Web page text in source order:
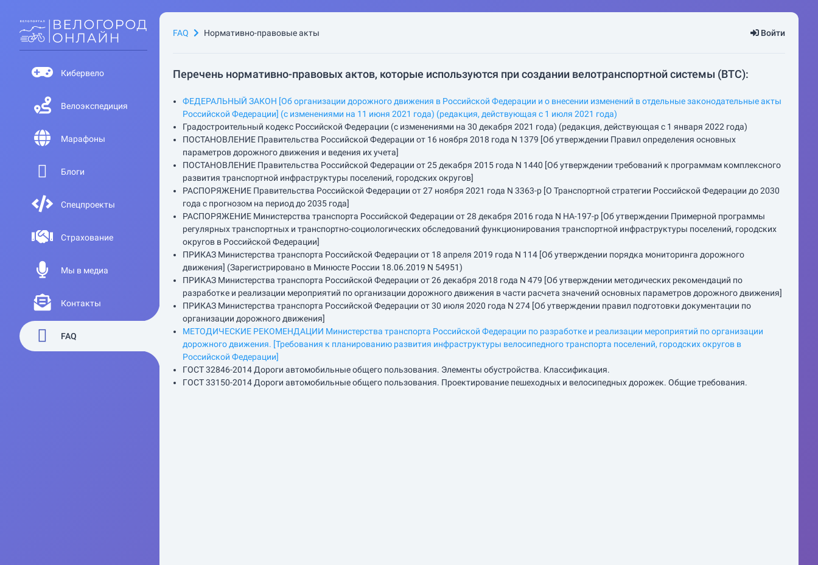
Кибервело
Велоэкспедиция
Марафоны
Блоги
Спецпроекты
Страхование
Мы в медиа
Контакты
FAQ
FAQ Нормативно-правовые акты Войти
Перечень нормативно-правовых актов, которые используются при создании велотранспортной системы (ВТС):
ФЕДЕРАЛЬНЫЙ ЗАКОН [Об организации дорожного движения в Российской Федерации и о внесении изменений в отдельные законодательные акты
Российской Федерации] (с изменениями на 11 июня 2021 года) (редакция, действующая с 1 июля 2021 года)
Градостроительный кодекс Российской Федерации (с изменениями на 30 декабря 2021 года) (редакция, действующая с 1 января 2022 года)
ПОСТАНОВЛЕНИЕ Правительства Российской Федерации от 16 ноября 2018 года N 1379 [Об утверждении Правил определения основных
параметров дорожного движения и ведения их учета]
ПОСТАНОВЛЕНИЕ Правительства Российской Федерации от 25 декабря 2015 года N 1440 [Об утверждении требований к программам комплексного
развития транспортной инфраструктуры поселений, городских округов]
РАСПОРЯЖЕНИЕ Правительства Российской Федерации от 27 ноября 2021 года N 3363-р [О Транспортной стратегии Российской Федерации до 2030
года с прогнозом на период до 2035 года]
РАСПОРЯЖЕНИЕ Министерства транспорта Российской Федерации от 28 декабря 2016 года N НА-197-р [Об утверждении Примерной программы
регулярных транспортных и транспортно-социологических обследований функционирования транспортной инфраструктуры поселений, городских
округов в Российской Федерации]
ПРИКАЗ Министерства транспорта Российской Федерации от 18 апреля 2019 года N 114 [Об утверждении порядка мониторинга дорожного
движения] (Зарегистрировано в Минюсте России 18.06.2019 N 54951)
ПРИКАЗ Министерства транспорта Российской Федерации от 26 декабря 2018 года N 479 [Об утверждении методических рекомендаций по
разработке и реализации мероприятий по организации дорожного движения в части расчета значений основных параметров дорожного движения]
ПРИКАЗ Министерства транспорта Российской Федерации от 30 июля 2020 года N 274 [Об утверждении правил подготовки документации по
организации дорожного движения]
МЕТОДИЧЕСКИЕ РЕКОМЕНДАЦИИ Министерства транспорта Российской Федерации по разработке и реализации мероприятий по организации
дорожного движения. [Требования к планированию развития инфраструктуры велосипедного транспорта поселений, городских округов в
Российской Федерации]
ГОСТ 32846-2014 Дороги автомобильные общего пользования. Элементы обустройства. Классификация.
ГОСТ 33150-2014 Дороги автомобильные общего пользования. Проектирование пешеходных и велосипедных дорожек. Общие требования.